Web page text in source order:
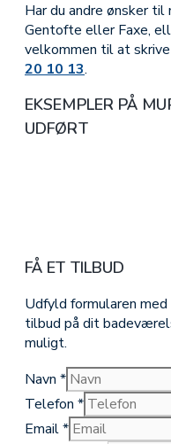
Har du andre ønsker til
Gentofte eller Faxe,
velkommen til at
20 10 13.
EKSEMPLER PÅ
UDFØRT
FÅ ET TILBUD
Udfyld formularen
tilbud på dit
muligt.
Navn *
Telefon *
Email*